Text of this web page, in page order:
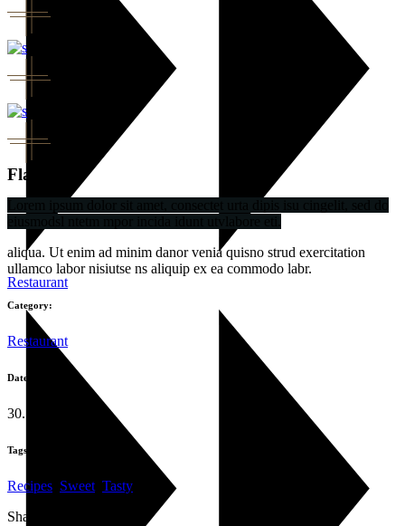
Restaurant
Flavor
aliqua. Ut enim ad minim danor venia quisno strud exercitation
ullamco labor nisiutse ns aliquip ex ea commodo labr.
Category:
Restaurant
Date:
30.10.2019
Tags:
Recipes Sweet Tasty
Share: